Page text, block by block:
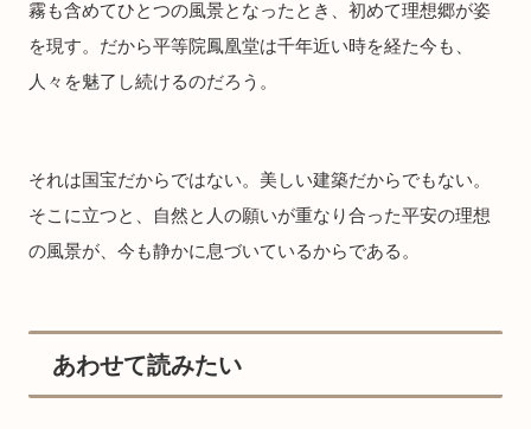
霧も含めてひとつの風景となったとき、初めて理想郷が姿
を現す。だから平等院鳳凰堂は千年近い時を経た今も、
人々を魅了し続けるのだろう。
それは国宝だからではない。美しい建築だからでもない。
そこに立つと、自然と人の願いが重なり合った平安の理想
の風景が、今も静かに息づいているからである。
あわせて読みたい